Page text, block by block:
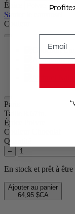
Épice
Sauter le carrousel
Couleur
Paris
Taille
Épice
Couleur
Quantité
–
En stock et prêt à
Ajouter au panier
64,95 $CA